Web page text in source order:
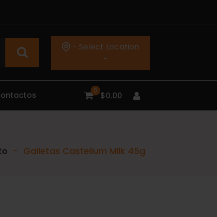
- Select Location
-
ontactos 0 $0.00
- Galletas Castellum Milk 45g